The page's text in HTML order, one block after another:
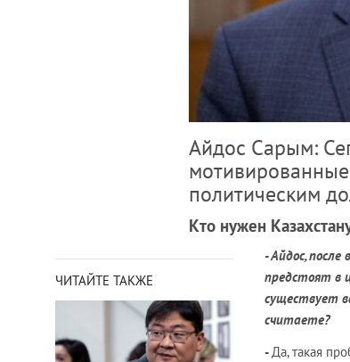
Айдос Сарым:
политическим
Кто нужен
ЧИТАЙТЕ ТАКЖЕ
- Айдос,
предстоят в
существует
считаете?
-Да, такая